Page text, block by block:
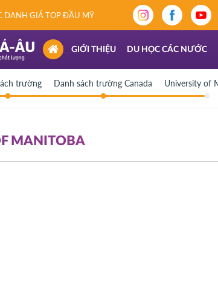
DANH GIÁ TOP ĐẦU MỸ
(CURRENT)
GIỚI THIỆU DU HỌC CÁC NƯỚC
trường Danh sách trường Canada University of
MANITOBA